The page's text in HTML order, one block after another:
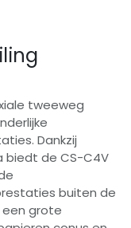
tweeweg
Dankzij
biedt de CS-C4V
buiten de
een grote